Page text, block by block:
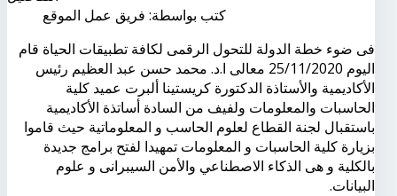
كتب بواسطة: فريق عمل الموقع
فى ضوء خطة الدولة للتحول الرقمى لكافة تطبيقات الحياة قام
اليوم 25/11/2020 معالى ا.د. محمد حسن عبد العظيم رئيس
الأكاديمية والأستاذة الدكتورة كريستينا ألبرت عميد كلية
الحاسبات والمعلومات ولفيف من السادة أساتذة الأكاديمية
باستقبال لجنة القطاع لعلوم الحاسب و المعلوماتية حيث قاموا
بزيارة كلية الحاسبات و المعلومات تمهيدا لفتح برامج جديدة
بالكلية و هى الذكاء الاصطناعي والأمن السيبرانى و علوم
البيانات.